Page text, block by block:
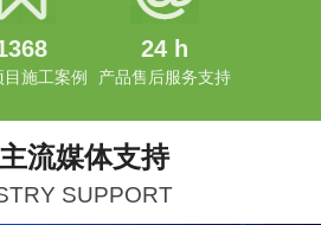
目施工案例
24 h
产品售后服务支持
流媒体支持
SUPPORT